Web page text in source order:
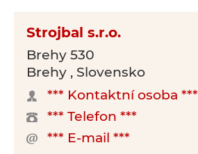
Strojbal s.r.o.
Brehy 530
Brehy , Slovensko
*** Kontaktní osoba ***
*** Telefon ***
*** E-mail ***